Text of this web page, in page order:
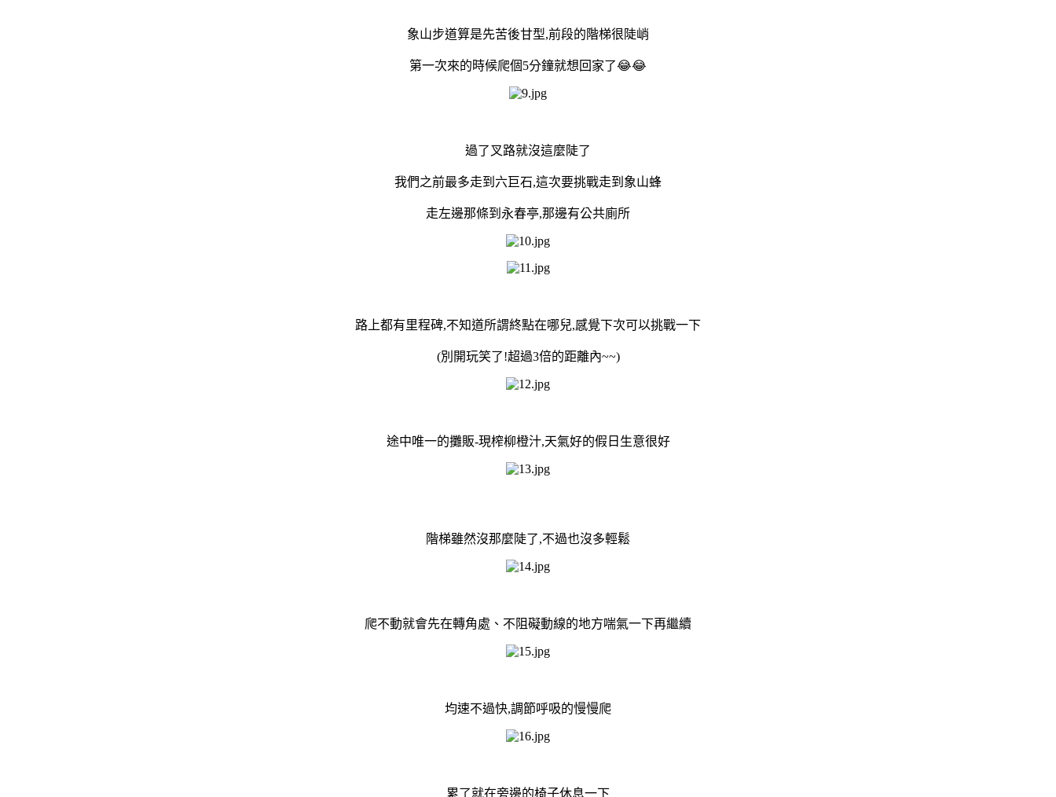
象山步道算是先苦後甘型,前段的階梯很陡峭
第一次來的時候爬個5分鐘就想回家了😂😂
過了叉路就沒這麼陡了
我們之前最多走到六巨石,這次要挑戰走到象山蜂
走左邊那條到永春亭,那邊有公共廁所
路上都有里程碑,不知道所謂終點在哪兒,感覺下次可以挑戰一下
(別開玩笑了!超過3倍的距離內~~)
途中唯一的攤販-現榨柳橙汁,天氣好的假日生意很好
階梯雖然沒那麼陡了,不過也沒多輕鬆
爬不動就會先在轉角處、不阻礙動線的地方喘氣一下再繼續
均速不過快,調節呼吸的慢慢爬
累了就在旁邊的椅子休息一下